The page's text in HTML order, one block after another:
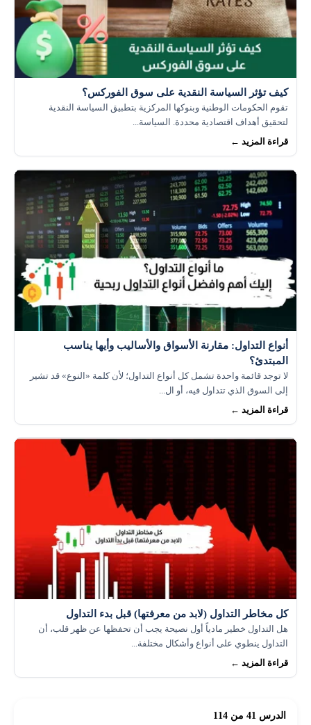
كيف تؤثر السياسة النقدية على سوق الفوركس؟
تقوم الحكومات الوطنية وبنوكها المركزية بتطبيق السياسة النقدية
لتحقيق أهداف اقتصادية محددة. السياسة...
قراءة المزيد ←
أنواع التداول: مقارنة الأسواق والأساليب وأيها يناسب
المبتدئ؟
لا توجد قائمة واحدة تشمل كل أنواع التداول؛ لأن كلمة «النوع» قد تشير
إلى السوق الذي تتداول فيه، أو ال...
قراءة المزيد ←
كل مخاطر التداول (لابد من معرفتها) قبل بدء التداول
هل التداول خطير مادياً أول نصيحة يجب أن تحفظها عن ظهر قلب، أن
التداول ينطوي على أنواع وأشكال مختلفة...
قراءة المزيد ←
الدرس 41 من 114